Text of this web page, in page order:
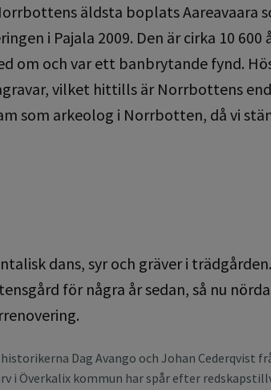
äldsta boplats Aareavaara
i Pajala 2009. Den är cirka 10 600
om och var ett banbrytande fynd.
vilket hittills är Norrbottens
som arkeolog i Norrbotten, då vi
dans, syr och gräver i
för några år sedan, så nu
Dag Avango och Johan Cederqvist
i Överkalix kommun har spår efter